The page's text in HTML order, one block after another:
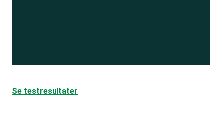
Se testresultater